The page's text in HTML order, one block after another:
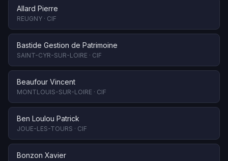
Allard Pierre
REUGNY · CIF
Bastide Gestion de Patrimoine
SAINT-CYR-SUR-LOIRE · CIF
Beaufour Vincent
MONTLOUIS-SUR-LOIRE · CIF
Ben Loulou Patrick
JOUE-LES-TOURS · CIF
Bonzon Xavier